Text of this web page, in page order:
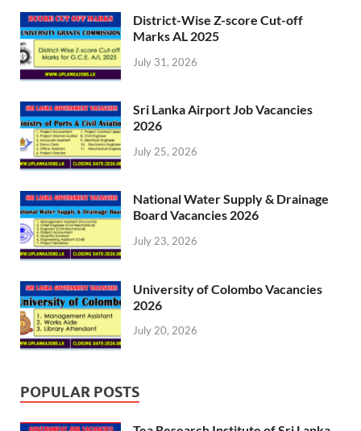
District-Wise Z-score Cut-off
Marks AL 2025
July 31, 2026
Sri Lanka Airport Job Vacancies
2026
July 25, 2026
National Water Supply & Drainage
Board Vacancies 2026
July 23, 2026
University of Colombo Vacancies
2026
July 20, 2026
POPULAR POSTS